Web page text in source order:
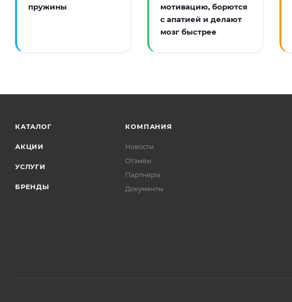
пружины
мотивацию, борются
с апатией и делают
мозг быстрее
КАТАЛОГ
АКЦИИ
УСЛУГИ
БРЕНДЫ
КОМПАНИЯ
Новости
Отзывы
Партнеры
Документы